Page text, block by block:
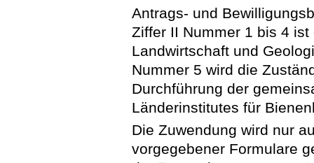
Antrags- und
Ziffer II Nummer 1 bis 4
Landwirtschaft und
Nummer 5 wird die
Durchführung der
Länderinstitutes für
Die Zuwendung wird nur
vorgegebener Formulare